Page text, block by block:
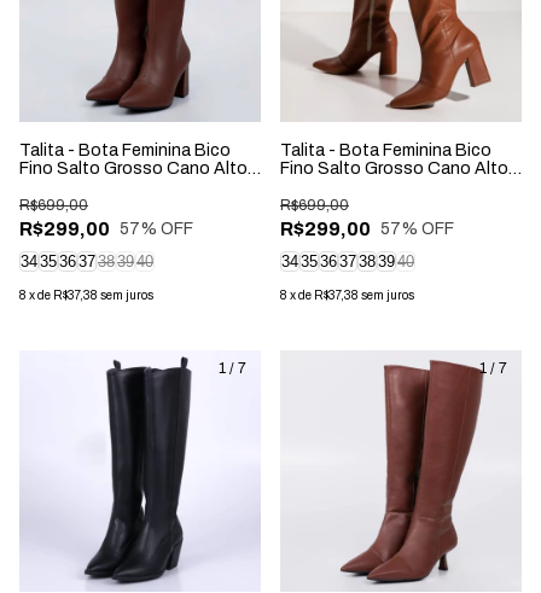
Talita - Bota Feminina Bico
Fino Salto Grosso Cano Alto
R$299,00
R$699,00
57% OFF
34353637383940
8 xde R$37,38 sem juros
Talita - Bota Feminina Bico
Fino Salto Grosso Cano Alto
R$299,00
R$699,00
57% OFF
34353637383940
8 xde R$37,38 sem juros
1 / 7 1 / 7